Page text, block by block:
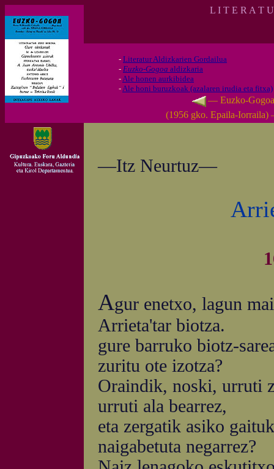
L I T E R A T
- Literatur Aldizkarien Gordailua
- Euzko-Gogoa aldizkaria
-Ale honen aurkibidea
-Ale honi buruzkoak (azalaren irudia eta fitxa)
— Euzko-Gogoa
(1956 gko. Epaila-
—Itz Neurtuz—
Agur enetxo, lagun
Arrieta'tar biotza.
gure barruko biotz-
zuritu ote izotza?
Oraindik, noski, urruti
urruti ala bearrez,
eta zergatik asiko gaituk
naigabetuta negarrez?